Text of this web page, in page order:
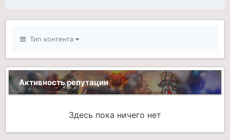
Тип контента
Активность репутации
Здесь пока ничего нет